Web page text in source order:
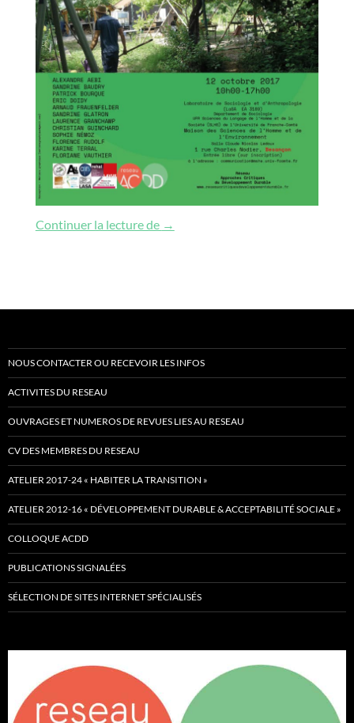
Continuer la lecture de Jardins et Communs : terreaux de
→
NOUS CONTACTER OU RECEVOIR LES INFOS
ACTIVITES DU RESEAU
OUVRAGES ET NUMEROS DE REVUES LIES AU RESEAU
CV DES MEMBRES DU RESEAU
ATELIER 2017-24 « HABITER LA TRANSITION »
ATELIER 2012-16 « DÉVELOPPEMENT DURABLE & ACCEPTABILITÉ SOCIALE »
COLLOQUE ACDD
PUBLICATIONS SIGNALÉES
SÉLECTION DE SITES INTERNET SPÉCIALISÉS